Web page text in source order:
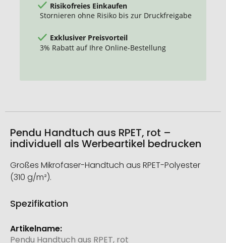
Risikofreies Einkaufen
Stornieren ohne Risiko bis zur Druckfreigabe
Exklusiver Preisvorteil
3% Rabatt auf Ihre Online-Bestellung
Pendu Handtuch aus RPET, rot –
individuell als Werbeartikel bedrucken
Großes Mikrofaser-Handtuch aus RPET-Polyester
(310 g/m²).
Spezifikation
Weitere
Informationen
Pendu Handtuch aus RPET, rot